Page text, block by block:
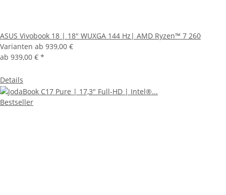
ASUS Vivobook 18 | 18" WUXGA 144 Hz| AMD Ryzen™ 7 260
Varianten ab 939,00 €
ab 939,00 € *
Details
Bestseller